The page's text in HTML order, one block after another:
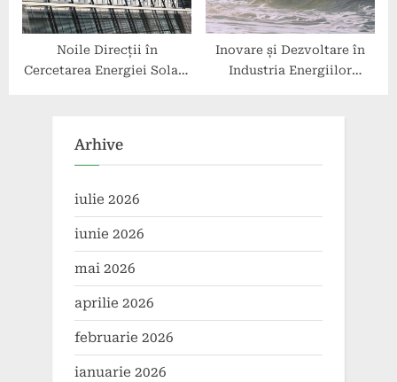
Noile Direcții în
Cercetarea Energiei Solare
Inovare și Dezvoltare în
Industria Energiilor
Arhive
iulie 2026
iunie 2026
mai 2026
aprilie 2026
februarie 2026
ianuarie 2026